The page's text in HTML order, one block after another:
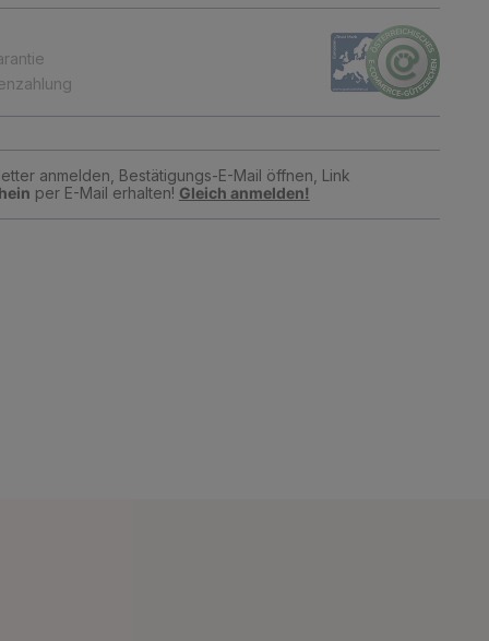
anmelden, Bestätigungs-E-Mail öffnen, Link
per E-Mail erhalten! Gleich anmelden!